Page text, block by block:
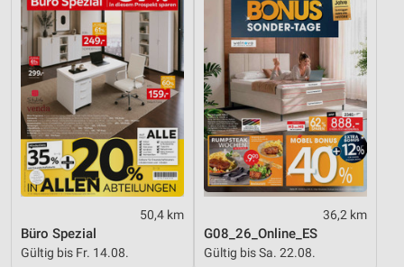
50,4 km
Büro Spezial
Gültig bis Fr. 14.08.
36,2 km
G08_26_Online_ES
Gültig bis Sa. 22.08.